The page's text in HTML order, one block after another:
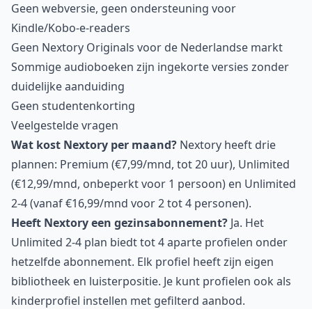
Geen webversie, geen ondersteuning voor
Kindle/Kobo-e-readers
Geen Nextory Originals voor de Nederlandse markt
Sommige audioboeken zijn ingekorte versies zonder
duidelijke aanduiding
Geen studentenkorting
Veelgestelde vragen
Wat kost Nextory per maand? Nextory heeft drie
plannen: Premium (€7,99/mnd, tot 20 uur), Unlimited
(€12,99/mnd, onbeperkt voor 1 persoon) en Unlimited
2-4 (vanaf €16,99/mnd voor 2 tot 4 personen).
Heeft Nextory een gezinsabonnement? Ja. Het
Unlimited 2-4 plan biedt tot 4 aparte profielen onder
hetzelfde abonnement. Elk profiel heeft zijn eigen
bibliotheek en luisterpositie. Je kunt profielen ook als
kinderprofiel instellen met gefilterd aanbod.